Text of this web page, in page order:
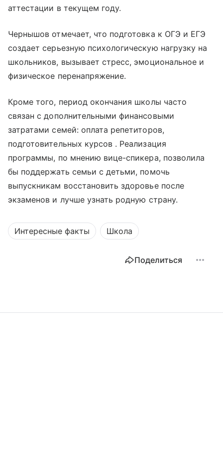
аттестации в текущем году.
Чернышов отмечает, что подготовка к ОГЭ и ЕГЭ
создает серьезную психологическую нагрузку на
школьников, вызывает стресс, эмоциональное и
физическое перенапряжение.
Кроме того, период окончания школы часто
связан с дополнительными финансовыми
затратами семей: оплата репетиторов,
подготовительных курсов . Реализация
программы, по мнению вице-спикера, позволила
бы поддержать семьи с детьми, помочь
выпускникам восстановить здоровье после
экзаменов и лучше узнать родную страну.
Интересные факты Школа
Поделиться